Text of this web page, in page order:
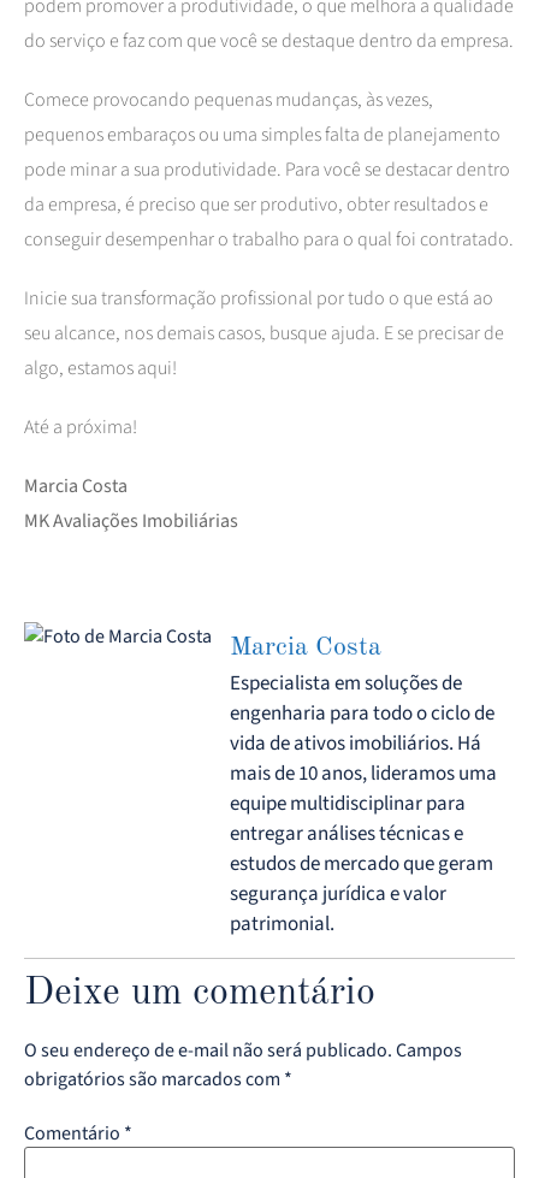
podem promover a produtividade, o que melhora a qualidade
do serviço e faz com que você se destaque dentro da empresa.
Comece provocando pequenas mudanças, às vezes,
pequenos embaraços ou uma simples falta de planejamento
pode minar a sua produtividade. Para você se destacar dentro
da empresa, é preciso que ser produtivo, obter resultados e
conseguir desempenhar o trabalho para o qual foi contratado.
Inicie sua transformação profissional por tudo o que está ao
seu alcance, nos demais casos, busque ajuda. E se precisar de
algo, estamos aqui!
Até a próxima!
Marcia Costa
MK Avaliações Imobiliárias
Marcia Costa
Especialista em soluções de
engenharia para todo o ciclo de
vida de ativos imobiliários. Há
mais de 10 anos, lideramos uma
equipe multidisciplinar para
entregar análises técnicas e
estudos de mercado que geram
segurança jurídica e valor
patrimonial.
Deixe um comentário
O seu endereço de e-mail não será publicado.Campos
obrigatórios são marcados com *
Comentário *